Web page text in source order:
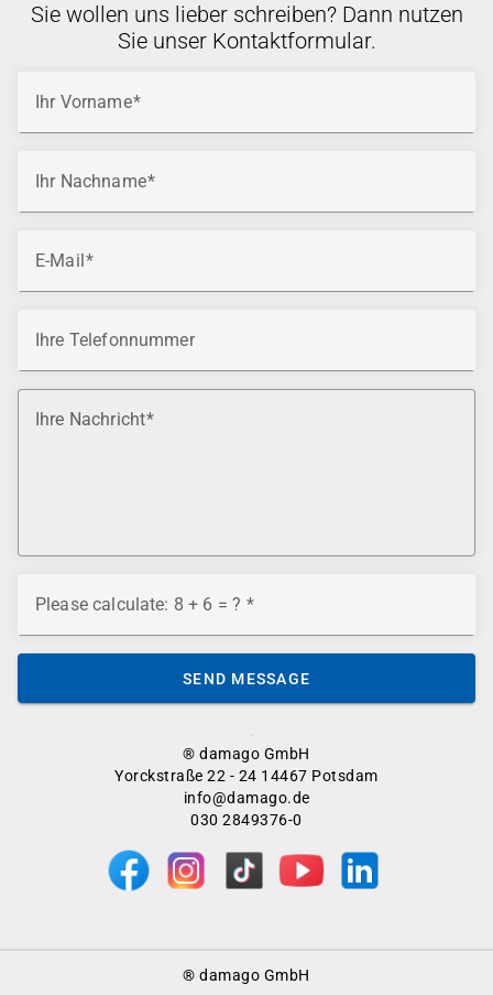
® damago GmbH
Yorckstraße 22 - 24 14467 Potsdam
info@damago.de
030 2849376-0
Sie wollen uns lieber schreiben? Dann nutzen
Sie unser Kontaktformular.
Ihr Vorname
Ihr Nachname
E-Mail
Ihre Telefonnummer
Ihre Nachricht
Please calculate: 8 + 6 = ?
SEND MESSAGE
® damago GmbH